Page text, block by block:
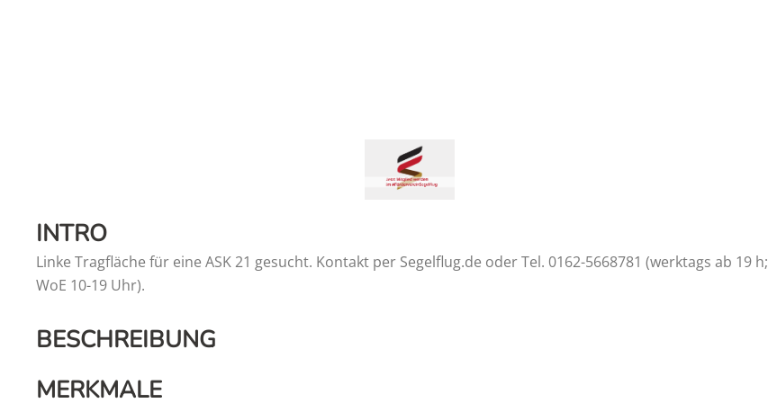
INTRO
Linke Tragfläche für eine ASK 21 gesucht. Kontakt per Segelflug.de oder Tel. 0162-5668781 (werktags ab 19 h;
WoE 10-19 Uhr).
BESCHREIBUNG
MERKMALE